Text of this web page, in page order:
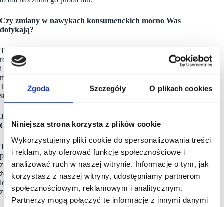
Zgoda Szczegóły O plikach cookies
Niniejsza strona korzysta z plików cookie
Wykorzystujemy pliki cookie do spersonalizowania treści
i reklam, aby oferować funkcje społecznościowe i
analizować ruch w naszej witrynie. Informacje o tym, jak
korzystasz z naszej witryny, udostępniamy partnerom
społecznościowym, reklamowym i analitycznym.
Partnerzy mogą połączyć te informacje z innymi danymi
Czy zmiany w nawykach konsumenckich mocno Was
dotykają?
TB:
roku. Klienci nie przychodzą z obawy przed zarażeniem
i nie przyjdą, aż do momentu zakończenia szczepień i zdjęcia
masek. Szacujemy, że ubyło nam około 30-40 proc. klientów.
Te spadki dotyczą wszystkich lokalizacji w jednakowym
stopniu – są podobne na ulicach i w galeriach.
JLD ma system do umawiania wizyt w salonach.
Czy to narzędzie pomaga generować ruch?
TB:
Aktualnie prawie 100 proc. wizyt odbywa się
po wcześniejszym zarezerwowaniu. Przed pandemią
z tej usługi korzystało 70-80 proc. klientów. Cieszymy się,
że mamy własny system rezerwacji zintegrowany z programem
lojalnościowym. Bardzo to nam pomaga w relacjach
z klientami.